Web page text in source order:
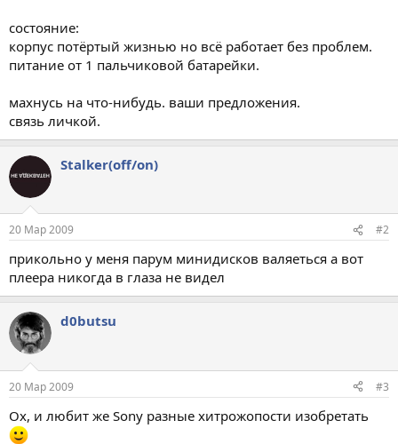
состояние:
корпус потёртый жизнью но всё работает без проблем.
питание от 1 пальчиковой батарейки.
махнусь на что-нибудь. ваши предложения.
связь личкой.
Stalker(off/on)
20 Мар 2009 #2
прикольно у меня парум минидисков валяеться а вот
плеера никогда в глаза не видел
d0butsu
20 Мар 2009 #3
Ох, и любит же Sony разные хитрожопости изобретать